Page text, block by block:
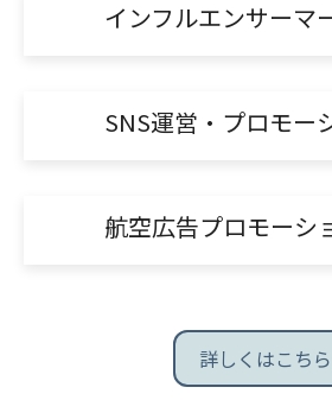
インフルエンサーマ
SNS運営・プロモー
航空広告プロモーシ
詳しくはこちら